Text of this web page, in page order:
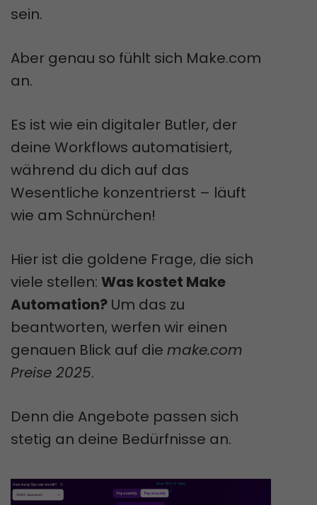
sein.
Aber genau so fühlt sich Make.com
an.
Es ist wie ein digitaler Butler, der
deine Workflows automatisiert,
während du dich auf das
Wesentliche konzentrierst – läuft
wie am Schnürchen!
Hier ist die goldene Frage, die sich
viele stellen: Was kostet Make
Automation? Um das zu
beantworten, werfen wir einen
genauen Blick auf die make.com
Preise 2025.
Denn die Angebote passen sich
stetig an deine Bedürfnisse an.